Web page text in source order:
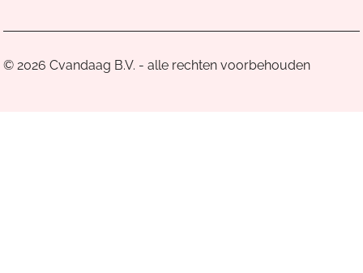
© 2026 Cvandaag B.V. - alle rechten voorbehouden